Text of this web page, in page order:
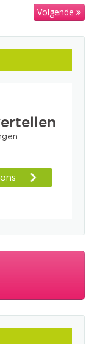
Volgende